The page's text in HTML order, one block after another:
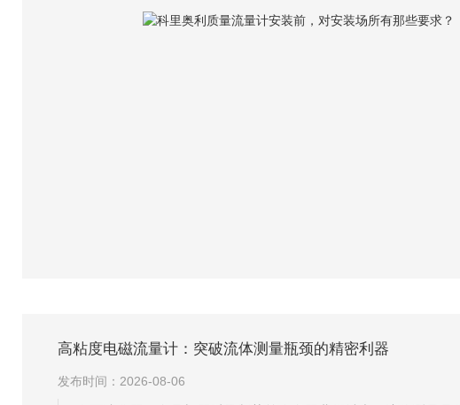
高粘度电磁流量计：突破流体测量瓶颈的精密利器
发布时间：2026-08-06